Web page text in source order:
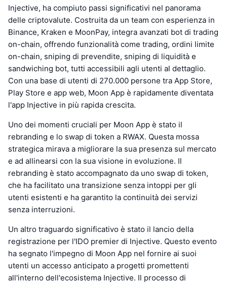
Injective, ha compiuto passi significativi nel panorama
delle criptovalute. Costruita da un team con esperienza in
Binance, Kraken e MoonPay, integra avanzati bot di trading
on-chain, offrendo funzionalità come trading, ordini limite
on-chain, sniping di prevendite, sniping di liquidità e
sandwiching bot, tutti accessibili agli utenti al dettaglio.
Con una base di utenti di 270.000 persone tra App Store,
Play Store e app web, Moon App è rapidamente diventata
l'app Injective in più rapida crescita.
Uno dei momenti cruciali per Moon App è stato il
rebranding e lo swap di token a RWAX. Questa mossa
strategica mirava a migliorare la sua presenza sul mercato
e ad allinearsi con la sua visione in evoluzione. Il
rebranding è stato accompagnato da uno swap di token,
che ha facilitato una transizione senza intoppi per gli
utenti esistenti e ha garantito la continuità dei servizi
senza interruzioni.
Un altro traguardo significativo è stato il lancio della
registrazione per l'IDO premier di Injective. Questo evento
ha segnato l'impegno di Moon App nel fornire ai suoi
utenti un accesso anticipato a progetti promettenti
all'interno dell'ecosistema Injective. Il processo di